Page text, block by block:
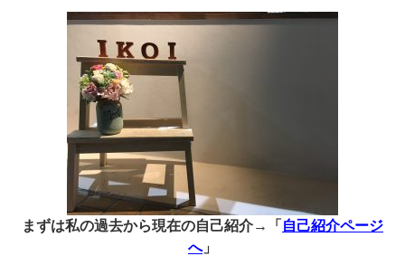
まずは私の過去から現在の自己紹介→「 自己紹介ページ
へ」